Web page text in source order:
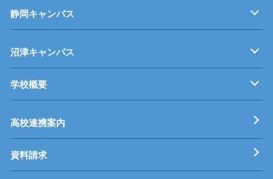
静岡キャンパス
キャンパス紹介
機械・制御技術科
電気技術科
建築設備科
沼津キャンパス
キャンパス紹介
機械・生産技術科
電子情報技術科
情報技術科
学校概要
基本理念
校長挨拶
すうじでみる静岡県立工科短期大学校
工科短大評価委員会
高校連携案内
資料請求